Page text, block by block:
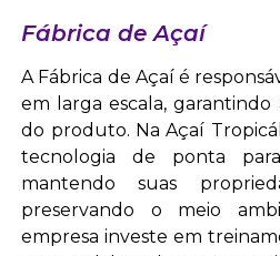
Fábrica de Açaí
A Fábrica de Açaí é
em larga escala,
do produto. Na Açaí
tecnologia de ponta
mantendo suas
preservando o meio
empresa investe em